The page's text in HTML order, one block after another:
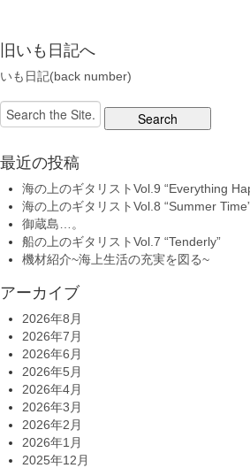
旧いも日記へ
いも日記(back number)
Search
for:
最近の投稿
海の上のギタリストVol.9 “Everything
海の上のギタリストVol.8 “Summer
御蔵島…。
船の上のギタリストVol.7 “Tenderly”
機材紹介~海上生活の充実を図る~
アーカイブ
2026年8月
2026年7月
2026年6月
2026年5月
2026年4月
2026年3月
2026年2月
2026年1月
2025年12月